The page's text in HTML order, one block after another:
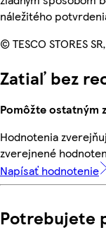
náležitého
© TESCO STORES
Zatiaľ bez
Pomôžte ostatným
Hodnotenia
zverejnené
Napísať hodnotenie
Potrebujete